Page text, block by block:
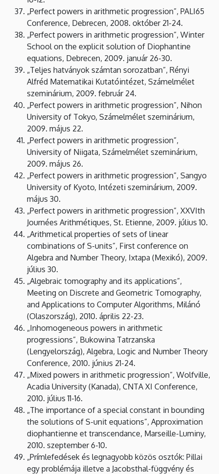
„Perfect powers in arithmetic progression”, PALI65
Conference, Debrecen, 2008. október 21-24.
„Perfect powers in arithmetic progression”, Winter
School on the explicit solution of Diophantine
equations, Debrecen, 2009. január 26-30.
„Teljes hatványok számtan sorozatban”, Rényi
Alfréd Matematikai Kutatóintézet, Számelmélet
szeminárium, 2009. február 24.
„Perfect powers in arithmetic progression”, Nihon
University of Tokyo, Számelmélet szeminárium,
2009. május 22.
„Perfect powers in arithmetic progression”,
University of Niigata, Számelmélet szeminárium,
2009. május 26.
„Perfect powers in arithmetic progression”, Sangyo
University of Kyoto, Intézeti szeminárium, 2009.
május 30.
„Perfect powers in arithmetic progression”, XXVIth
Journées Arithmétiques, St. Etienne, 2009. július 10.
„Arithmetical properties of sets of linear
combinations of S-units”, First conference on
Algebra and Number Theory, Ixtapa (Mexikó), 2009.
július 30.
„Algebraic tomography and its applications”,
Meeting on Discrete and Geometric Tomography,
and Applications to Computer Algorithms, Milánó
(Olaszország), 2010. április 22-23.
„Inhomogeneous powers in arithmetic
progressions”, Bukowina Tatrzanska
(Lengyelország), Algebra, Logic and Number Theory
Conference, 2010. június 21-24.
„Mixed powers in arithmetic progression”, Wolfville,
Acadia University (Kanada), CNTA XI Conference,
2010. július 11-16.
„The importance of a special constant in bounding
the solutions of S-unit equations”, Approximation
diophantienne et transcendance, Marseille-Luminy,
2010. szeptember 6-10.
„Prímlefedések és legnagyobb közös osztók: Pillai
egy problémája illetve a Jacobsthal-függvény és